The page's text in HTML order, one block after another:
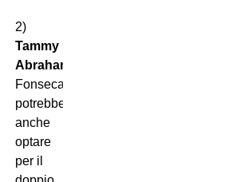
2)
Tammy
Abraham
Fonseca
potrebbe
anche
optare
per il